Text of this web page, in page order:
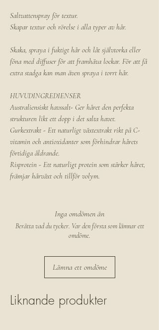
Saltvattenspray för textur.
Skapar textur och rörelse i alla typer av hår.
Skaka, spraya i fuktigt hår och låt självtorka eller
föna med diffuser för att framhäva lockar. För att få
extra stadga kan man även spraya i torrt hår.
HUVUDINGREDIENSER
Australiensiskt havssalt- Ger håret den perfekta
strukturen likt ett dopp i det salta havet.
Gurkextrakt - Ett naturligt växtextrakt rikt på C-
vitamin och antioxidanter som förhindrar hårets
förtidiga åldrande.
Risprotein - Ett naturligt protein som stärker håret,
främjar hårväxt och tillför volym.
Inga omdömen än
Berätta vad du tycker. Var den första som lämnar ett
omdöme.
Lämna ett omdöme
Liknande produkter